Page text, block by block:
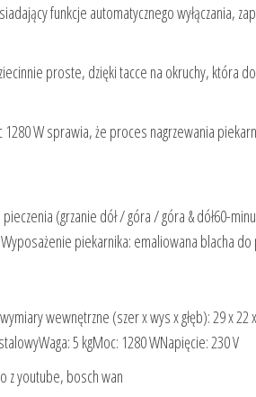
funkcje automatycznego wyłączania,
proste, dzięki tacce na okruchy, która
W sprawia, że proces nagrzewania
(grzanie dół / góra / góra & dół60-
piekarnika: emaliowana blacha do
wewnętrzne (szer x wys x głęb): 29 x
5 kgMoc: 1280 WNapięcie: 230 V
z youtube, bosch wan